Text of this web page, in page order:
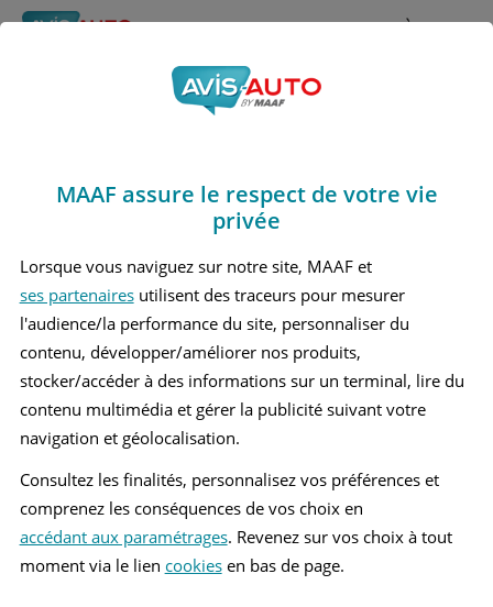
Rechercher À propos
Obtenir un devis d'assurance auto MAAF
Avis Rover 416
ROVER 416 1 BERLINE
Vous recherchez une
assurance automobile ?
Obtenez vos devis MAAF
MAAF assure le respect de votre vie
privée
Lorsque vous naviguez sur notre site, MAAF et
ses partenairesutilisent des traceurs pour mesurer
l'audience/la performance du site, personnaliser du
contenu, développer/améliorer nos produits,
stocker/accéder à des informations sur un terminal, lire du
contenu multimédia et gérer la publicité suivant votre
navigation et géolocalisation.
Consultez les finalités, personnalisez vos préférences et
comprenez les conséquences de vos choix en
accédant aux paramétrages. Revenez sur vos choix à tout
moment via le lien cookiesen bas de page.